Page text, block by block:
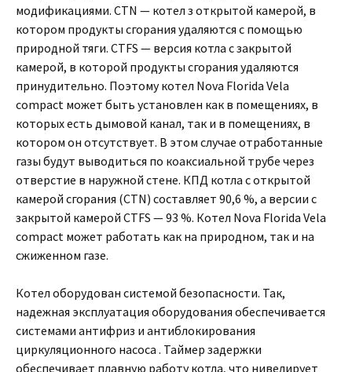
модификациями. СTN — котел з открытой камерой, в
котором продукты сгорания удаляются с помощью
природной тяги. CTFS — версия котла с закрытой
камерой, в которой продукты сгорания удаляются
принудительно. Поэтому котел Nova Florida Vela
сompact может быть установлен как в помещениях, в
которых есть дымовой канал, так и в помещениях, в
котором он отсутствует. В этом случае отработанные
газы будут выводиться по коаксиальной трубе через
отверстие в наружной стене. КПД котла с открытой
камерой сгорания (СTN) составляет 90,6 %, а версии с
закрытой камерой CTFS — 93 %. Котел Nova Florida Vela
сompact может работать как на природном, так и на
сжиженном газе.
Котел оборудован системой безопасности. Так,
надежная эксплуатация оборудования обеспечивается
системами антифриз и антиблокирования
циркуляционного насоса . Таймер задержки
обеспечивает плавную работу котла, что нивелирует